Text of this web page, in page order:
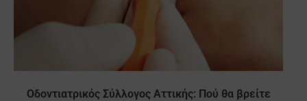
Οδοντιατρικός Σύλλογος Αττικής: Πού θα βρείτε